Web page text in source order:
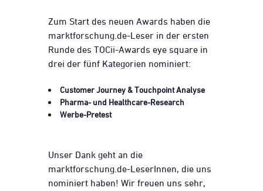
Zum Start des neuen Awards haben die
marktforschung.de-Leser in der ersten
Runde des TOCii-Awards eye square in
drei der fünf Kategorien nominiert:
Customer Journey & Touchpoint Analyse
Pharma- und Healthcare-Research
Werbe-Pretest
Unser Dank geht an die
marktforschung.de-LeserInnen, die uns
nominiert haben! Wir freuen uns sehr,